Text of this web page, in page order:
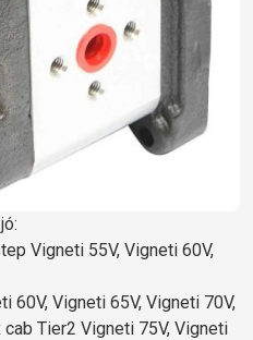
Vigneti 55V, Vigneti 60V,
60V, Vigneti 65V, Vigneti 70V,
Tier2 Vigneti 75V, Vigneti